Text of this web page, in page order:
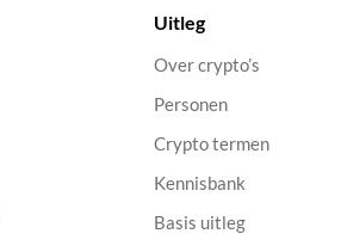
Uitleg
Over crypto’s
Personen
Crypto termen
Kennisbank
Basis uitleg